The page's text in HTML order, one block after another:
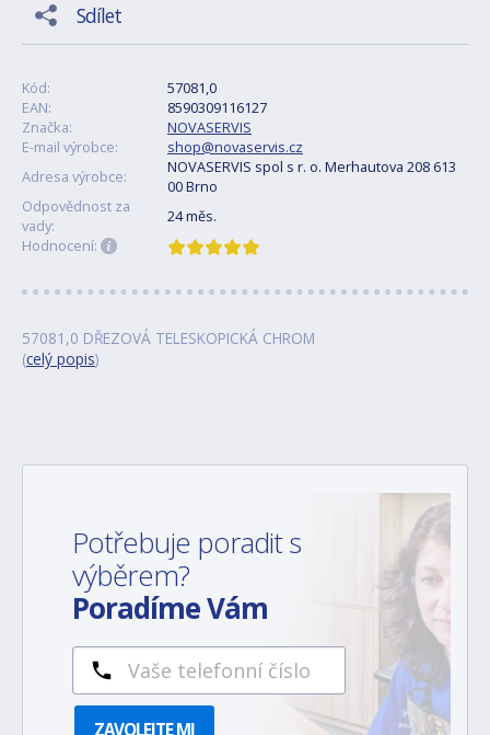
Sdílet
Kód:
57081,0
EAN:
8590309116127
Značka:
NOVASERVIS
E-mail výrobce:
shop@novaservis.cz
Adresa výrobce:
NOVASERVIS spol s r. o. Merhautova 208 613
00 Brno
Odpovědnost za
vady:
24 měs.
Hodnocení:
57081,0 DŘEZOVÁ TELESKOPICKÁ CHROM
(celý popis)
Potřebuje poradit s
výběrem?
Poradíme Vám
ZAVOLEJTE MI